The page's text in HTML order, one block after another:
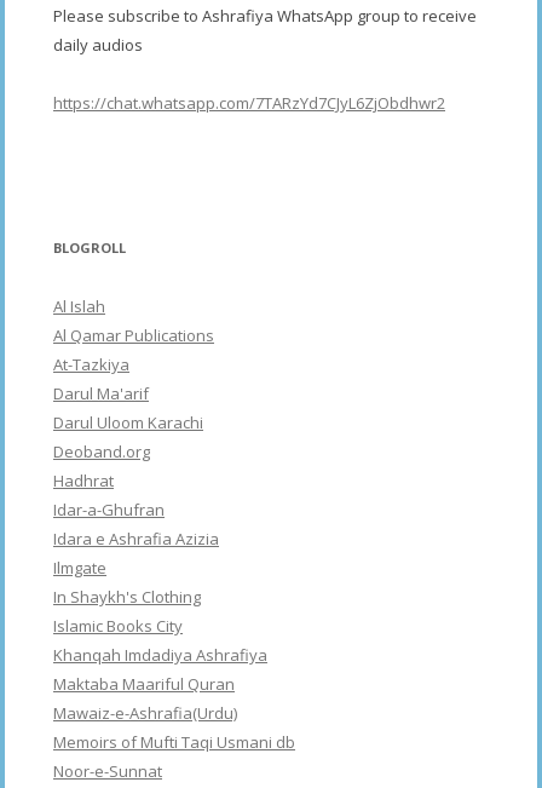
Please subscribe to Ashrafiya WhatsApp group to receive
daily audios
https://chat.whatsapp.com/7TARzYd7CJyL6ZjObdhwr2
BLOGROLL
Al Islah
Al Qamar Publications
At-Tazkiya
Darul Ma'arif
Darul Uloom Karachi
Deoband.org
Hadhrat
Idar-a-Ghufran
Idara e Ashrafia Azizia
Ilmgate
In Shaykh's Clothing
Islamic Books City
Khanqah Imdadiya Ashrafiya
Maktaba Maariful Quran
Mawaiz-e-Ashrafia(Urdu)
Memoirs of Mufti Taqi Usmani db
Noor-e-Sunnat